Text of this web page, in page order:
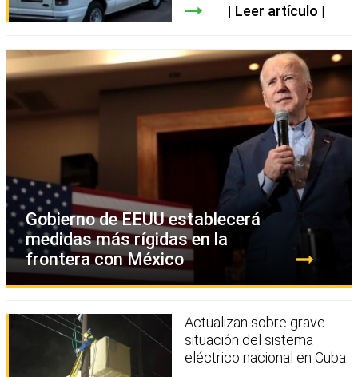
Leer artículo
Gobierno de EEUU establecerá
medidas más rígidas en la
frontera con México
Actualizan sobre grave
situación del sistema
eléctrico nacional en Cuba